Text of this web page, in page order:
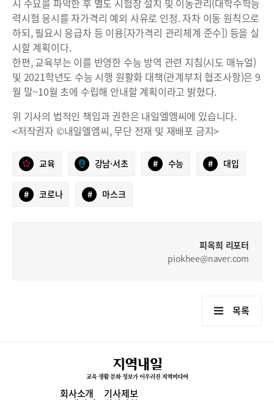
시 수요를 파악한 후 별도 시험장 설치 및 이동관리(대학수학능
력시험 응시를 자가격리 예외 사유로 인정. 자차 이동 원칙으로
하되, 필요시 응급차 등 이용[자가격리 관리체계 준수]) 등을 실
시할 계획이다.
한편, 교육부는 이를 반영한 수능 방역 관련 지침(시도 매뉴얼)
및 2021학년도 수능 시행 원활화 대책(관계부처 협조사항)은 9
월 말~10월 초에 수립해 안내할 계획이라고 밝혔다.
위 기사의 법적인 책임과 권한은 내일엘엠씨에 있습니다.
<저작권자 ©내일엘엠씨, 무단 전재 및 재배포 금지>
교육 강남·서초 # 수능 # 대입
# 코로나 # 마스크
피옥희 리포터
piokhee@naver.com
목록
회사소개 기사제보